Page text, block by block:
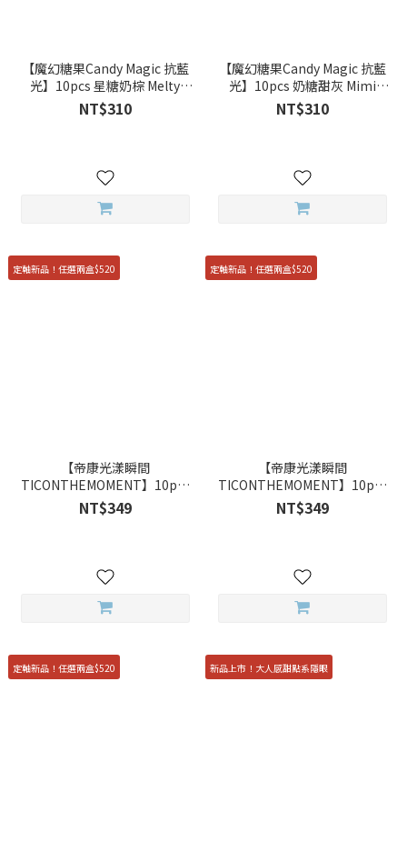
【魔幻糖果Candy Magic 抗藍
光】10pcs 星糖奶棕 Melty
Brown 彩色日拋
NT$310
【魔幻糖果Candy Magic 抗藍
光】10pcs 奶糖甜灰 Mimi
Gray 彩色日拋
NT$310
定軸新品！任選兩盒$520
【帝康光漾瞬間
TICONTHEMOMENT】10pcs
星河月曦 Dawn 彩色日拋
NT$349
定軸新品！任選兩盒$520
【帝康光漾瞬間
TICONTHEMOMENT】10pcs
星河月璃 Iris 彩色日拋
NT$349
定軸新品！任選兩盒$520 新品上市！大人感甜點系隱眼